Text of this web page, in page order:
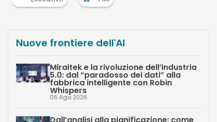
Nuove frontiere dell'AI
Miraitek e la rivoluzione dell’industria
5.0: dal “paradosso dei dati” alla
fabbrica intelligente con Robin
Whispers
06 Ago 2026
Dall’analisi alla pianificazione: come